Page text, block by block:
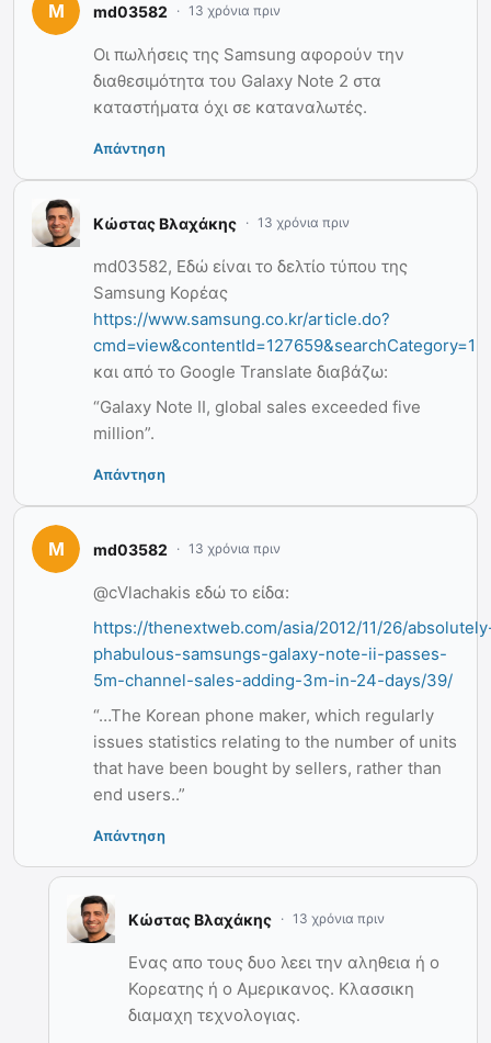
md03582 13 χρόνια πριν
Oι πωλήσεις της Samsung αφορούν την
διαθεσιμότητα του Galaxy Note 2 στα
καταστήματα όχι σε καταναλωτές.
Απάντηση
Κώστας Βλαχάκης 13 χρόνια πριν
md03582, Εδώ είναι το δελτίο τύπου της
Samsung Κορέας
https://www.samsung.co.kr/article.do?
cmd=view&contentId=127659&searchCategory=1
και από το Google Translate διαβάζω:
“Galaxy Note II, global sales exceeded five
million”.
Απάντηση
md03582 13 χρόνια πριν
@cVlachakis εδώ το είδα:
https://thenextweb.com/asia/2012/11/26/
phabulous-samsungs-galaxy-note-ii-passes-
5m-channel-sales-adding-3m-in-24-days/39/
“…The Korean phone maker, which regularly
issues statistics relating to the number of units
that have been bought by sellers, rather than
end users..”
Απάντηση
Κώστας Βλαχάκης 13 χρόνια πριν
Ενας απο τους δυο λεει την αληθεια ή ο
Κορεατης ή ο Αμερικανος. Κλασσικη
διαμαχη τεχνολογιας.